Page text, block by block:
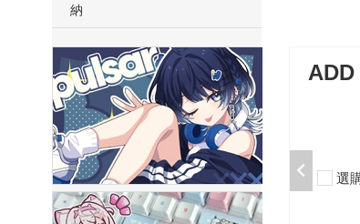
納
選購
加購-黑武士軸V2/5
潤/10入
$50
-